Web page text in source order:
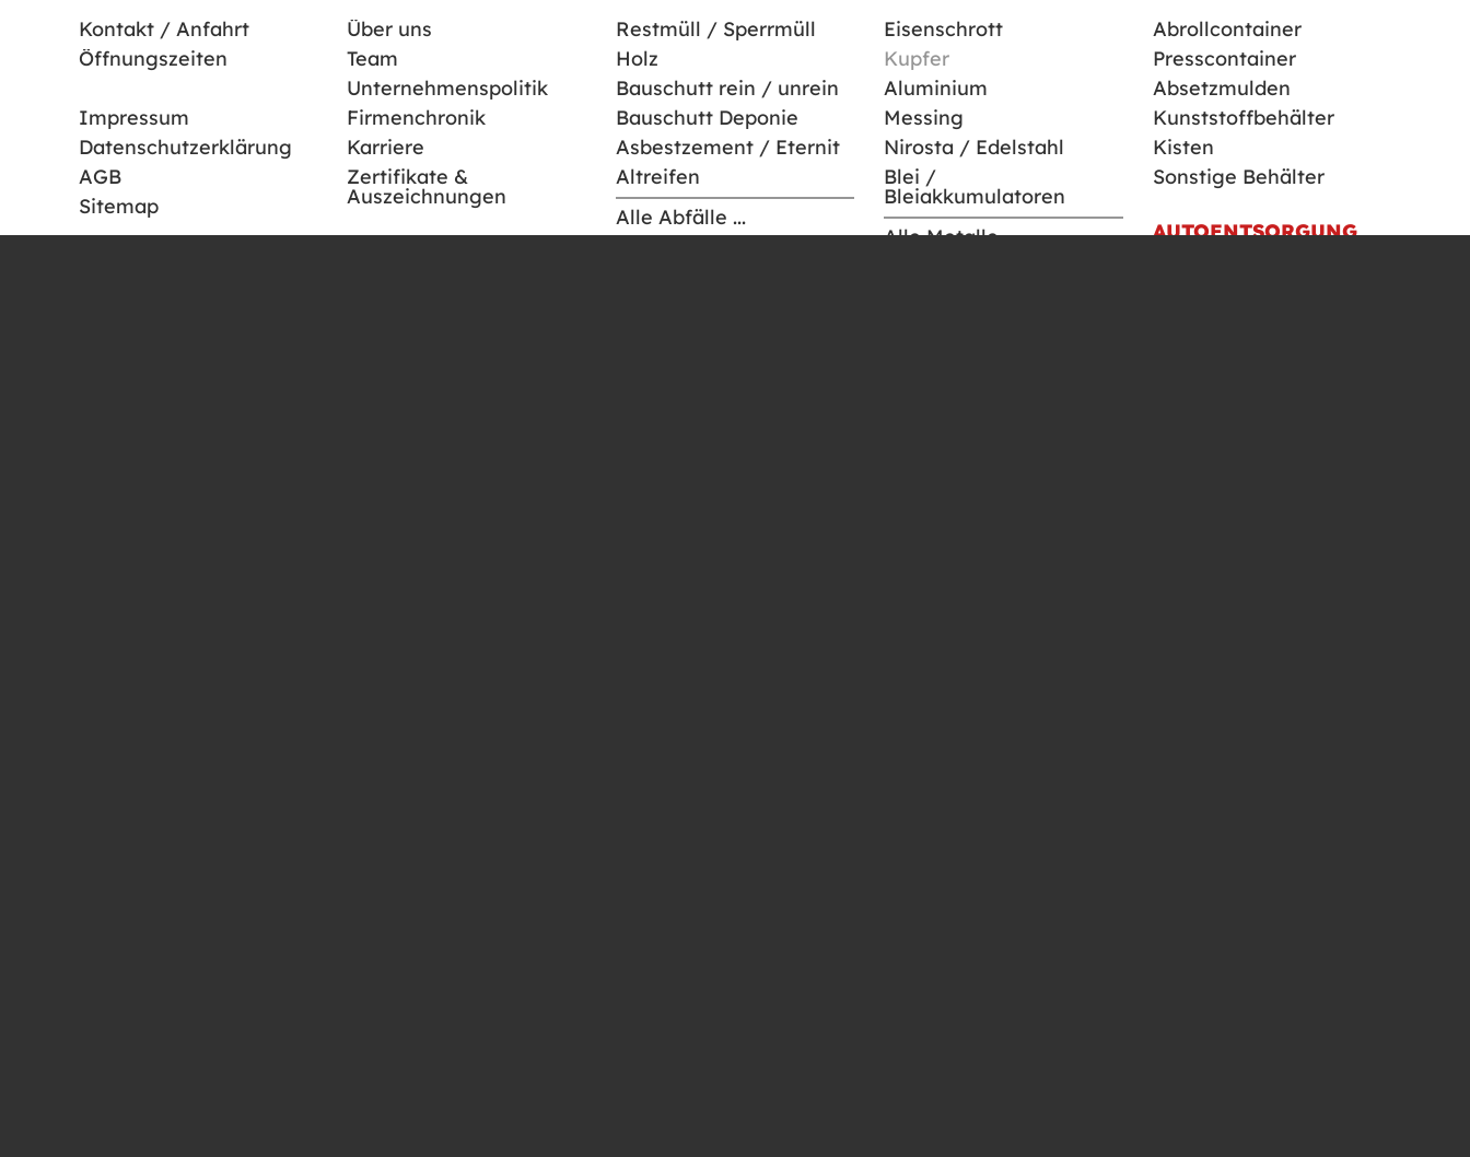
Kontakt / Anfahrt
Öffnungszeiten
Impressum
Datenschutzerklärung
AGB
Sitemap
Über uns
Team
Unternehmenspolitik
Firmenchronik
Karriere
Zertifikate &
Auszeichnungen
Restmüll / Sperrmüll
Holz
Bauschutt rein / unrein
Bauschutt Deponie
Asbestzement / Eternit
Altreifen
Alle Abfälle ...
Eisenschrott
Kupfer
Aluminium
Messing
Nirosta / Edelstahl
Blei /
Bleiakkumulatoren
Alle Metalle ...
Abrollcontainer
Presscontainer
Absetzmulden
Kunststoffbehälter
Kisten
Sonstige Behälter
AUTOENTSORGUNG